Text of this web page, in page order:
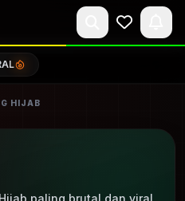
HIJAB
paling brutal dan viral